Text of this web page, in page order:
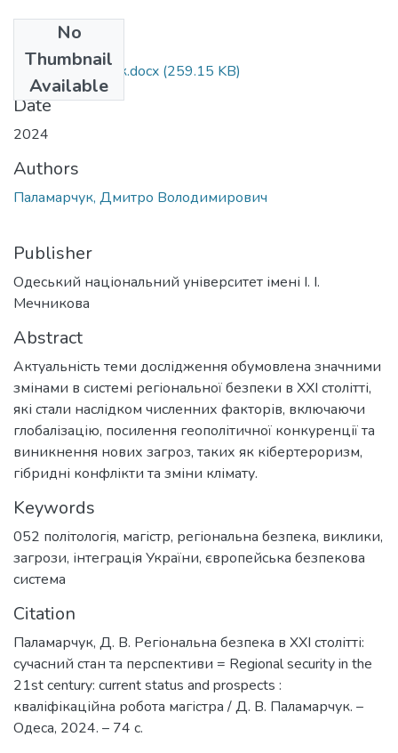
No
Thumbnail
Available
052_Паламарчук.docx (259.15 KB)
Date
2024
Authors
Паламарчук, Дмитро Володимирович
Publisher
Одеський національний університет імені І. І.
Мечникова
Abstract
Актуальність теми дослідження обумовлена значними
змінами в системі регіональної безпеки в XXI столітті,
які стали наслідком численних факторів, включаючи
глобалізацію, посилення геополітичної конкуренції та
виникнення нових загроз, таких як кібертероризм,
гібридні конфлікти та зміни клімату.
Keywords
052 політологія, магістр, регіональна безпека, виклики,
загрози, інтеграція України, європейська безпекова
система
Citation
Паламарчук, Д. В. Регіональна безпека в ХХІ столітті:
сучасний стан та перспективи = Regional security in the
21st century: current status and prospects :
кваліфікаційна робота магістра / Д. В. Паламарчук. –
Одеса, 2024. – 74 с.